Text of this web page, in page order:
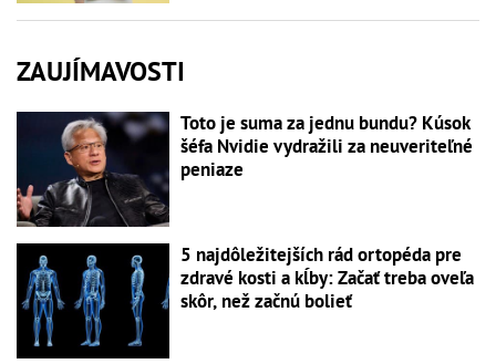
ZAUJÍMAVOSTI
Toto je suma za jednu bundu? Kúsok
šéfa Nvidie vydražili za neuveriteľné
peniaze
5 najdôležitejších rád ortopéda pre
zdravé kosti a kĺby: Začať treba oveľa
skôr, než začnú bolieť